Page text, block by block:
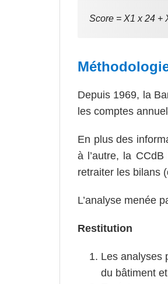
Score = X1 x 24 +
Depuis 1969, la
les comptes
En plus des
à l’autre, la
retraiter les bilans
L’analyse menée
Restitution
Les analyses
du bâtiment